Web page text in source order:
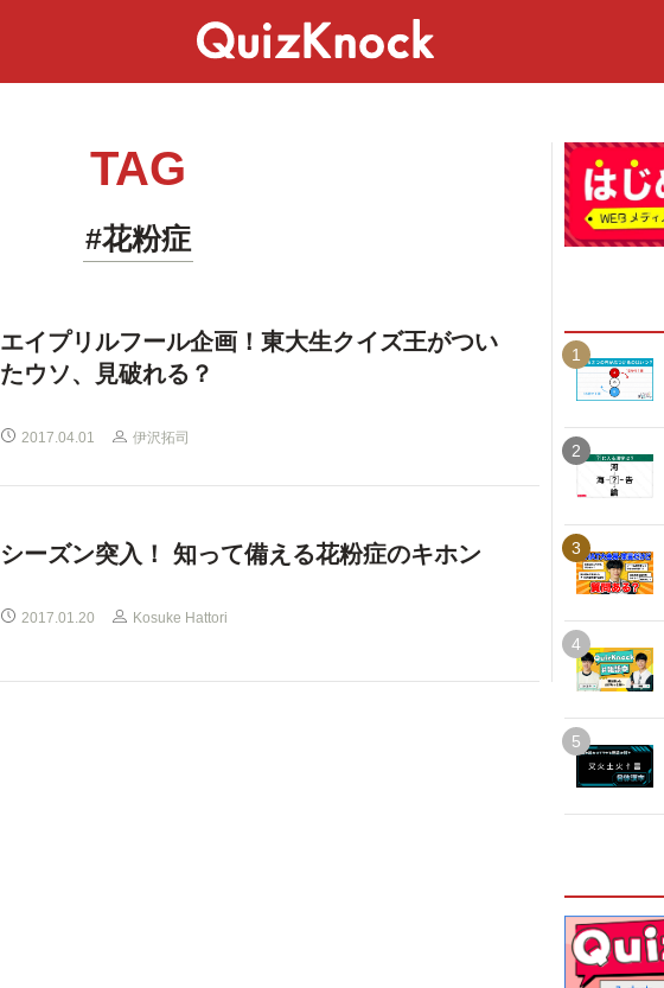
TAG
#花粉症
エイプリルフール企画！東大生クイズ王がつい
たウソ、見破れる？
2017.04.01 伊沢拓司
シーズン突入！ 知って備える花粉症のキホン
2017.01.20 Kosuke Hattori
1
2
3
4
5